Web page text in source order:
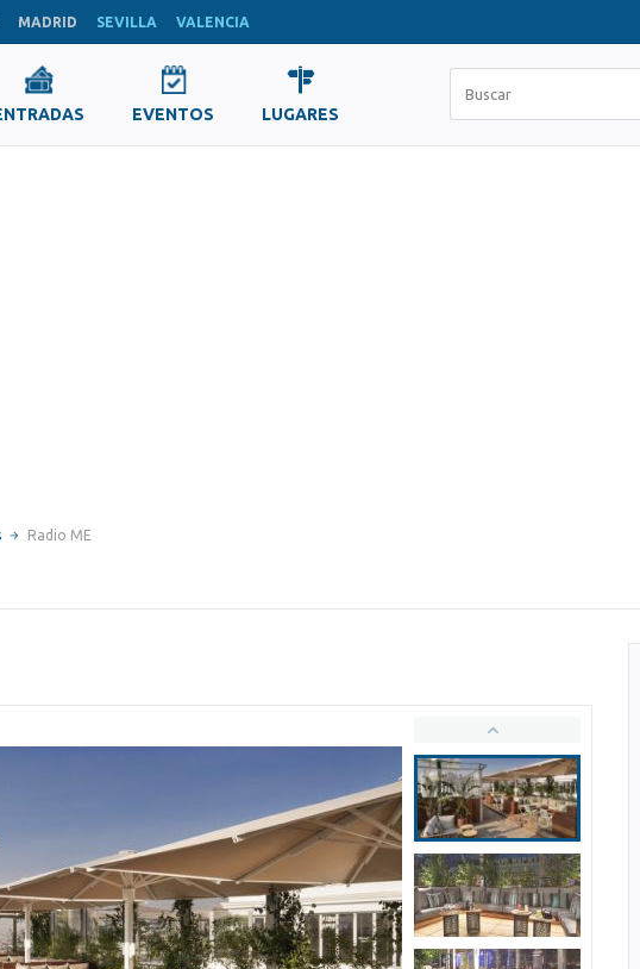
MADRID SEVILLA VALENCIA
EVENTOS LUGARES
Radio ME